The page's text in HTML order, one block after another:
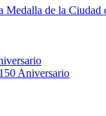
de la Ciudad
Aniversario